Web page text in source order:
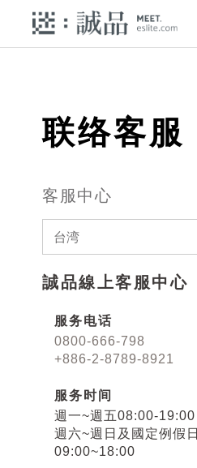
联络客服
客服中心
台湾
誠品線上客服中心
服务电话
0800-666-798
+886-2-8789-8921
服务时间
週一~週五08:00-19:00
週六~週日及國定例假日
09:00~18:00